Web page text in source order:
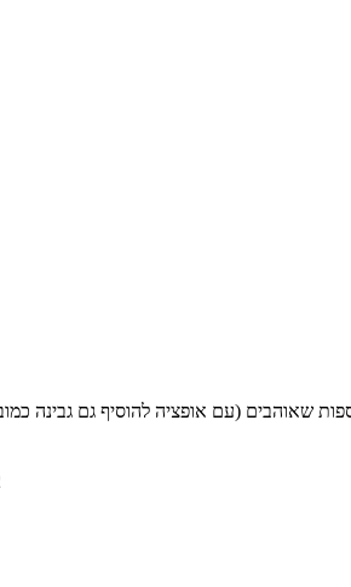
להוסיף גם גבינה כמובן ולהפוך לחלבי), 990 קלוריות